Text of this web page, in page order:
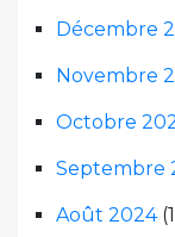
Décembre
Novembre
Octobre
Septembre
Août 2024